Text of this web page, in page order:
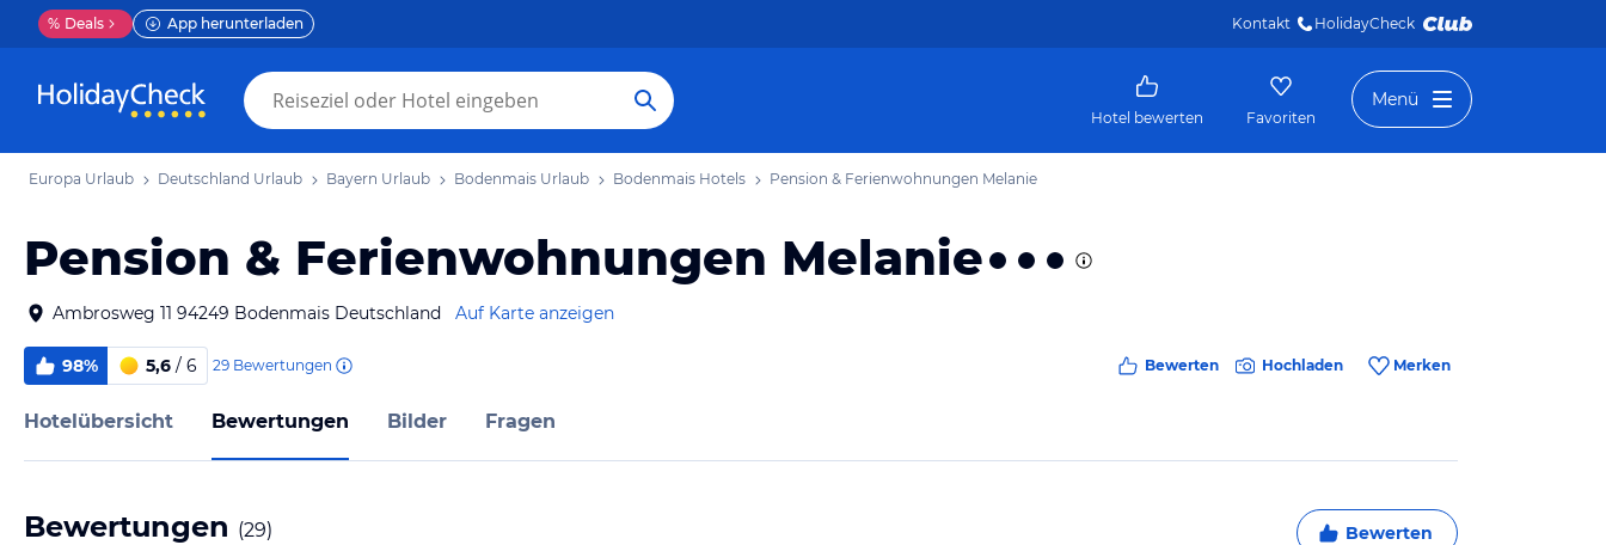
% Deals App herunterladen Kontakt HolidayCheck
Hotel bewerten Favoriten
Menü
Europa Urlaub Deutschland Urlaub Bayern Urlaub Bodenmais Urlaub Bodenmais Hotels Pension & Ferienwohnungen Melanie
Pension & Ferienwohnungen Melanie
Ambrosweg 11 94249 Bodenmais Deutschland Auf Karte anzeigen
98% 5,6 / 6 29 Bewertungen Bewerten Hochladen Merken
Hotelübersicht Bewertungen Bilder Fragen
Bewertungen (29) Bewerten